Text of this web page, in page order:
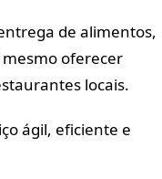
de alimentos,
oferecer
locais.
ágil, eficiente e